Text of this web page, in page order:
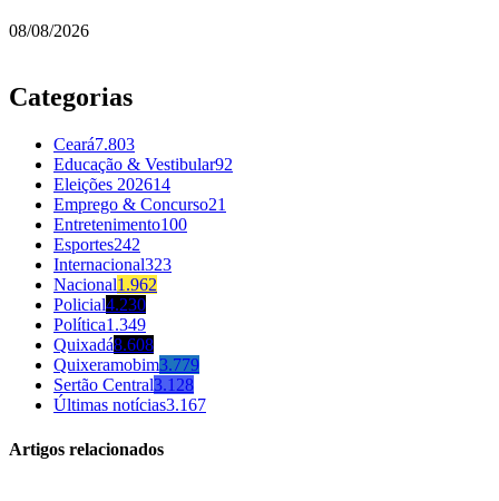
08/08/2026
Categorias
Ceará7.803
Educação & Vestibular92
Eleições 202614
Emprego & Concurso21
Entretenimento100
Esportes242
Internacional323
Nacional1.962
Policial4.230
Política1.349
Quixadá8.608
Quixeramobim3.779
Sertão Central3.128
Últimas notícias3.167
Artigos relacionados